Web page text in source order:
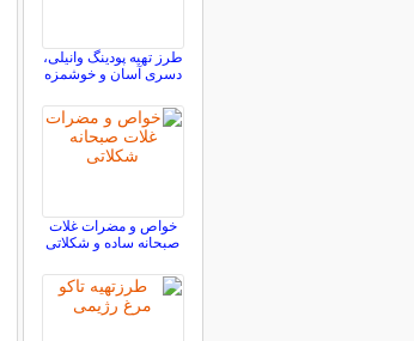
طرز تهیه پودینگ وانیلی،
دسری آسان و خوشمزه
خواص و مضرات غلات
صبحانه ساده و شکلاتی